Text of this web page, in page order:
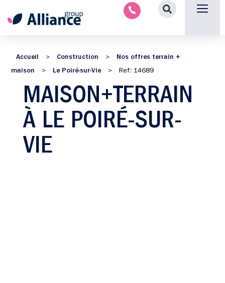
Accueil > Construction >
Nos offres terrain +
maison
> Le Poiré-sur-Vie > Ref: 14689
MAISON+TERRAIN
À LE POIRÉ-SUR-
VIE